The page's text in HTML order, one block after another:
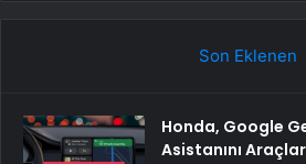
Son Eklenen
Honda, Google
Asistanını